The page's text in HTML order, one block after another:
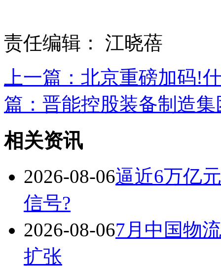
责任编辑： 江晓蓓
上一篇：北京重磅加码!
篇：晋能控股装备制造
相关资讯
2026-08-06逼近6万亿
信号?
2026-08-067月中国物
扩张